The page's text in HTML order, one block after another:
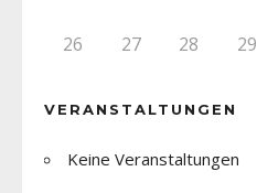
26 27 28 29
VERANSTALTUNGEN
Keine Veranstaltungen